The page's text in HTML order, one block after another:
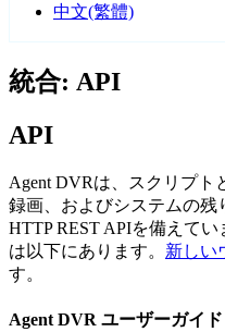
中文(繁體)
統合: API
API
Agent DVRは、スクリプト
録画、およびシステムの残
HTTP REST APIを備えて
は以下にあります。 新しい
す。
Agent DVR ユーザーガイド